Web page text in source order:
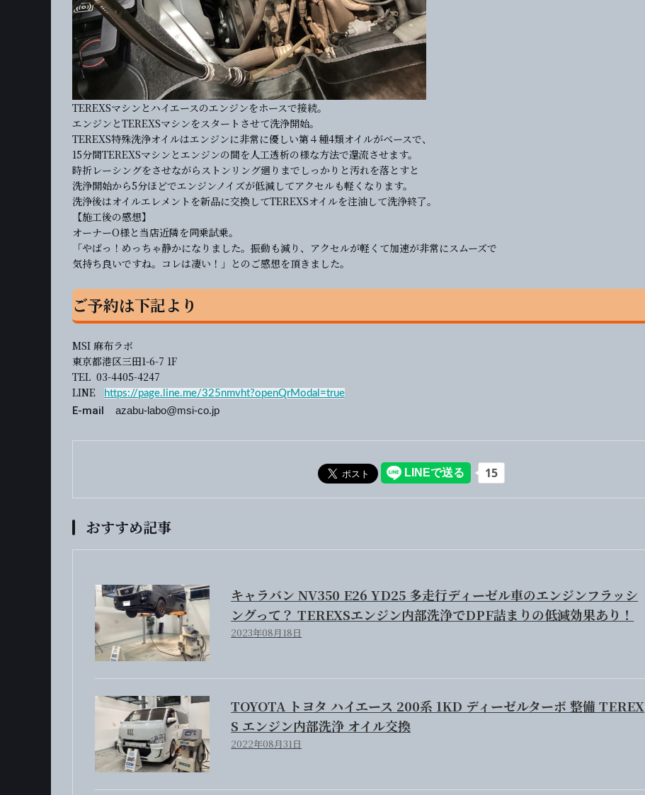
TEREXSマシンとハイエースのエンジンをホースで接続。
エンジンとTEREXSマシンをスタートさせて洗浄開始。
TEREXS特殊洗浄オイルはエンジンに非常に優しい第４種4類オイルがベースで、
15分間TEREXSマシンとエンジンの間を人工透析の様な方法で還流させます。
時折レーシングをさせながらストンリング廻りまでしっかりと汚れを落とすと
洗浄開始から5分ほどでエンジンノイズが低減してアクセルも軽くなります。
洗浄後はオイルエレメントを新品に交換してTEREXSオイルを注油して洗浄終了。
【施工後の感想】
オーナーO様と当店近隣を同乗試乗。
「やばっ！めっちゃ静かになりました。振動も減り、アクセルが軽くて加速が非常にスムーズで
気持ち良いですね。コレは凄い！」とのご感想を頂きました。
ご予約は下記より
MSI 麻布ラボ
東京都港区三田1-6-7 1F
TEL 03-4405-4247
LINE
https://page.line.me/325nmvht?openQrModal=true
E-mail azabu-labo@msi-co.jp
おすすめ記事
キャラバン NV350 E26 YD25 多走行ディーゼル車のエンジンフラッシ
ングって？ TEREXSエンジン内部洗浄でDPF詰まりの低減効果あり！
2023年08月18日
TOYOTA トヨタ ハイエース 200系 1KD ディーゼルターボ 整備 TEREX
S エンジン内部洗浄 オイル交換
2022年08月31日